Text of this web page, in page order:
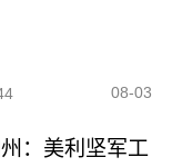
08-03
：美利坚军工